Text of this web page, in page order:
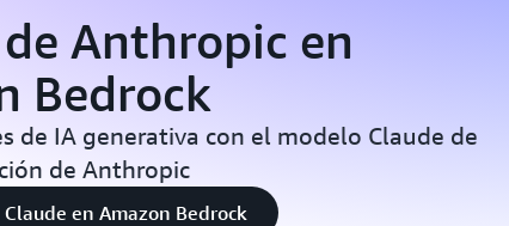
Anthropic en
Bedrock
de IA generativa con el modelo Claude de
de Anthropic
en Amazon Bedrock